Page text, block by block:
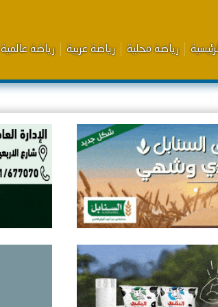
رياضة محلية رياضة عربية رياضة عالمية